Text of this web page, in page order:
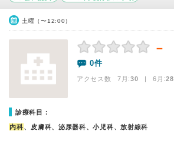
土曜（〜12:00）
－
0件
アクセス数 7月:30 | 6月:28
診療科目：
内科、皮膚科、泌尿器科、小児科、放射線科